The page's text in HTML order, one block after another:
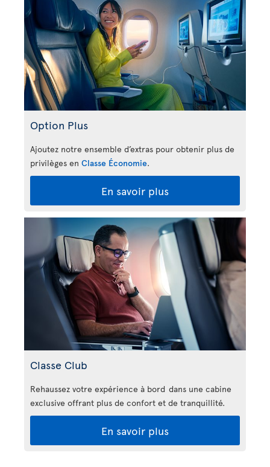
Option Plus
Ajoutez notre ensemble d’extras pour obtenir plus de
privilèges en Classe Économie.
En savoir plus
Classe Club
Rehaussez votre expérience à bord dans une cabine
exclusive offrant plus de confort et de tranquillité.
En savoir plus